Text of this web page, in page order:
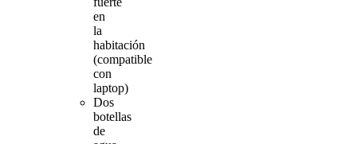
en
la
habitación
(compatible
con
laptop)
Dos
botellas
de